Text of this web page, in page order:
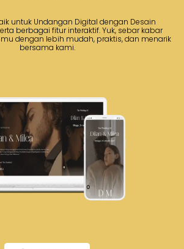
untuk Undangan Digital dengan Desain
berbagai fitur interaktif. Yuk, sebar kabar
dengan lebih mudah, praktis, dan menarik
bersama kami.